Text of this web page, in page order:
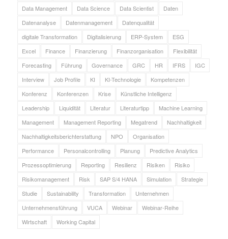
Data Management
Data Science Data Scientist
Daten
Datenanalyse
Datenmanagement
Datenqualität
digitale Transformation
Digitalisierung ERP-System
ESG
Excel
Finance Finanzierung Finanzorganisation
Flexibilität
Forecasting
Führung Governance GRC HR IFRS
IGC
Interview
Job Profile KI KI-Technologie
Kompetenzen
Konferenz
Konferenzen Krise
Künstliche Intelligenz
Leadership
Liquidität Literatur Literaturtipp
Machine Learning
Management
Management Reporting Megatrend
Nachhaltigkeit
Nachhaltigkeitsberichterstattung
NPO
Organisation
Performance
Personalcontrolling Planung
Predictive Analytics
Prozessoptimierung
Reporting Resilienz Risiken
Risiko
Risikomanagement
Risk SAP S/4 HANA Simulation
Strategie
Studie
Sustainability Transformation
Unternehmen
Unternehmensführung
VUCA Webinar
Webinar-Reihe
Wirtschaft
Working Capital